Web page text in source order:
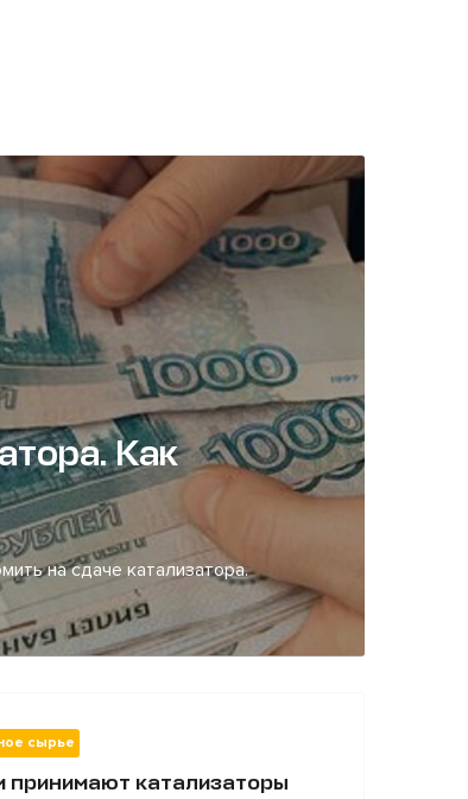
Как
на сдаче катализатора.
сырье
принимают катализаторы